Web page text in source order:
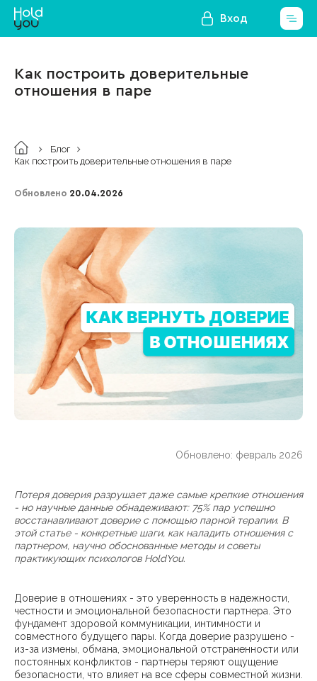
Вход
Как построить доверительные
отношения в паре
Блог
Как построить доверительные отношения в паре
Обновлено 20.04.2026
Обновлено: февраль 2026
Потеря доверия разрушает даже самые крепкие отношения
- но научные данные обнадеживают: 75% пар успешно
восстанавливают доверие с помощью парной терапии. В
этой статье - конкретные шаги, как наладить отношения с
партнером, научно обоснованные методы и советы
практикующих психологов HoldYou.
Доверие в отношениях - это уверенность в надежности,
честности и эмоциональной безопасности партнера. Это
фундамент здоровой коммуникации, интимности и
совместного будущего пары. Когда доверие разрушено -
из-за измены, обмана, эмоциональной отстраненности или
постоянных конфликтов - партнеры теряют ощущение
безопасности, что влияет на все сферы совместной жизни.